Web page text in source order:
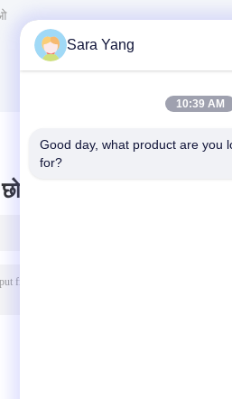
दो
Sara Yang
10:39 AM
Good day, what product are you
for?